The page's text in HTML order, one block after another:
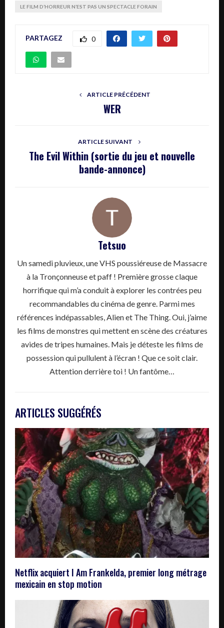
LE FILM D’HORREUR N’EST PAS UN SPECTACLE FORAIN
PARTAGEZ 0
ARTICLE PRÉCÉDENT
WER
ARTICLE SUIVANT
The Evil Within (sortie du jeu et nouvelle
bande-annonce)
Tetsuo
Un samedi pluvieux, une VHS poussiéreuse de Massacre
à la Tronçonneuse et paff ! Première grosse claque
horrifique qui m’a conduit à explorer les contrées peu
recommandables du cinéma de genre. Parmi mes
références indépassables, Alien et The Thing. Oui, j’aime
les films de monstres qui mettent en scène des créatures
avides de tripes humaines. Mais je déteste les films de
possession qui pullulent à l’écran ! Que ce soit clair.
Attention derrière toi ! Un fantôme…
ARTICLES SUGGÉRÉS
Netflix acquiert I Am Frankelda, premier long métrage
mexicain en stop motion